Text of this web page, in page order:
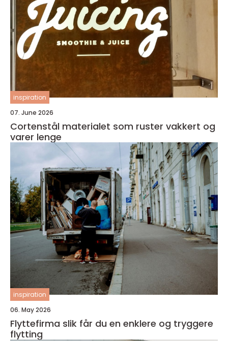
inspiration
07. June 2026
Cortenstål materialet som ruster vakkert og
varer lenge
inspiration
06. May 2026
Flyttefirma slik får du en enklere og tryggere
flytting